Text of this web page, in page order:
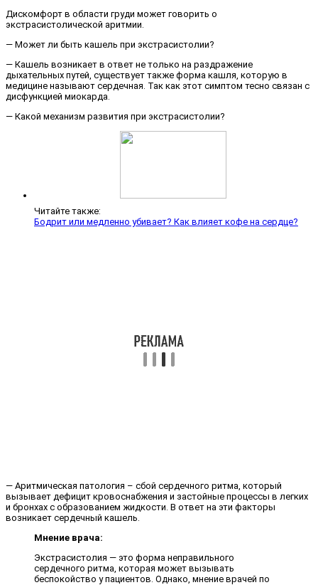
Дискомфорт в области груди может говорить о
экстрасистолической аритмии.
— Может ли быть кашель при экстрасистолии?
— Кашель возникает в ответ не только на раздражение
дыхательных путей, существует также форма кашля, которую в
медицине называют сердечная. Так как этот симптом тесно связан с
дисфункцией миокарда.
— Какой механизм развития при экстрасистолии?
Читайте также:
Бодрит или медленно убивает? Как влияет кофе на сердце?
— Аритмическая патология – сбой сердечного ритма, который
вызывает дефицит кровоснабжения и застойные процессы в легких
и бронхах с образованием жидкости. В ответ на эти факторы
возникает сердечный кашель.
Мнение врача:
Экстрасистолия — это форма неправильного
сердечного ритма, которая может вызывать
беспокойство у пациентов. Однако, мнение врачей по